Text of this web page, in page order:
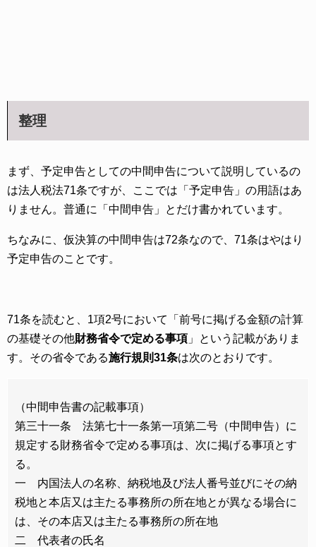
整理
まず、予定申告としての中間申告について説明しているの
は法人税法71条ですが、ここでは「予定申告」の用語はあ
りません。普通に「中間申告」とだけ書かれています。
ちなみに、仮決算の中間申告は72条なので、71条はやはり
予定申告のことです。
71条を読むと、1項2号において「前号に掲げる金額の計算
の基礎その他財務省令で定める事項 」という記載がありま
す。その省令である施行規則31条は次のとおりです。
（中間申告書の記載事項）
第三十一条 法第七十一条第一項第二号（中間申告）に
規定する財務省令で定める事項は、次に掲げる事項とす
る。
一 内国法人の名称、納税地及び法人番号並びにその納
税地と本店又は主たる事務所の所在地とが異なる場合に
は、その本店又は主たる事務所の所在地
二 代表者の氏名